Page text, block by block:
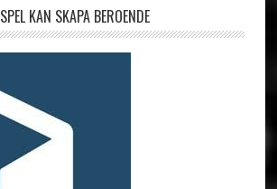
SPEL KAN SKAPA BEROENDE